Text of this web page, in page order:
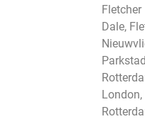
Fletcher
Dale,